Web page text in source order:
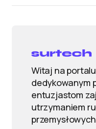
Witaj na portalu
dedykowanym
entuzjastom
utrzymaniem